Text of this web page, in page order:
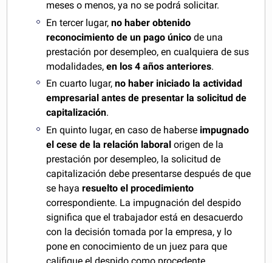
meses o menos, ya no se podrá solicitar.
En tercer lugar,no haber obtenido
reconocimiento de un pago único de una
prestación por desempleo, en cualquiera de sus
modalidades, en los 4 años anteriores.
En cuarto lugar, no haber iniciado la actividad
empresarial antes de presentar la solicitud de
capitalización.
En quinto lugar, en caso de haberse impugnado
el cese de la relación laboral origen de la
prestación por desempleo, la solicitud de
capitalización debe presentarse después de que
se hayaresuelto el procedimiento
correspondiente. La impugnación del despido
significa que el trabajador está en desacuerdo
con la decisión tomada por la empresa, y lo
pone en conocimiento de un juez para que